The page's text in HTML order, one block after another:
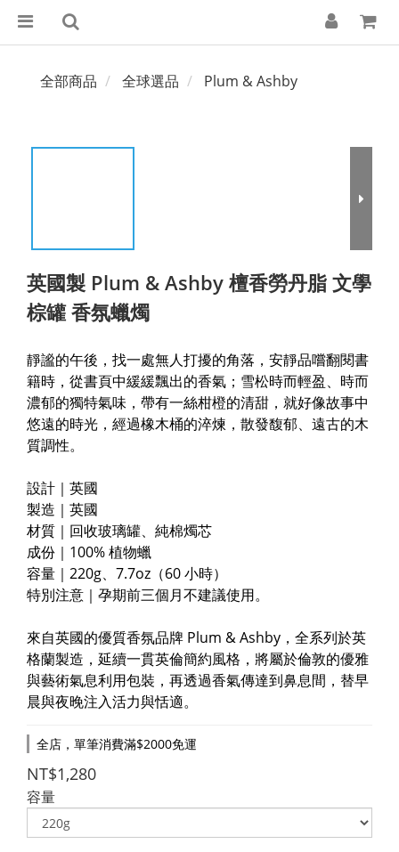
全部商品 全球選品 Plum & Ashby
英國製 Plum & Ashby 檀香勞丹脂 文學
棕罐 香氛蠟燭
靜謐的午後，找一處無人打擾的角落，安靜品嚐翻閱書
籍時，從書頁中緩緩飄出的香氣；雪松時而輕盈、時而
濃郁的獨特氣味，帶有一絲柑橙的清甜，就好像故事中
悠遠的時光，經過橡木桶的淬煉，散發馥郁、遠古的木
質調性。
設計｜英國
製造｜英國
材質｜回收玻璃罐、純棉燭芯
成份｜100% 植物蠟
容量｜220g、7.7oz（60 小時）
特別注意｜孕期前三個月不建議使用。
來自英國的優質香氛品牌 Plum & Ashby，全系列於英
格蘭製造，延續一貫英倫簡約風格，將屬於倫敦的優雅
與藝術氣息利用包裝，再透過香氣傳達到鼻息間，替早
晨與夜晚注入活力與恬適。
全店，單筆消費滿$2000免運
NT$1,280
容量